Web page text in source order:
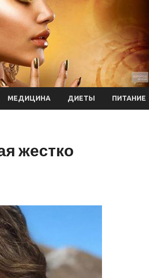
МЕДИЦИНА ДИЕТЫ ПИТАНИЕ
жестко